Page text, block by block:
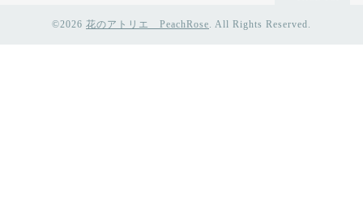
©2026 花のアトリエ PeachRose. All Rights Reserved.